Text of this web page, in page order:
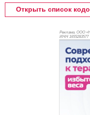
Открыть список
Реклама. ООО
ИНН 1655283577